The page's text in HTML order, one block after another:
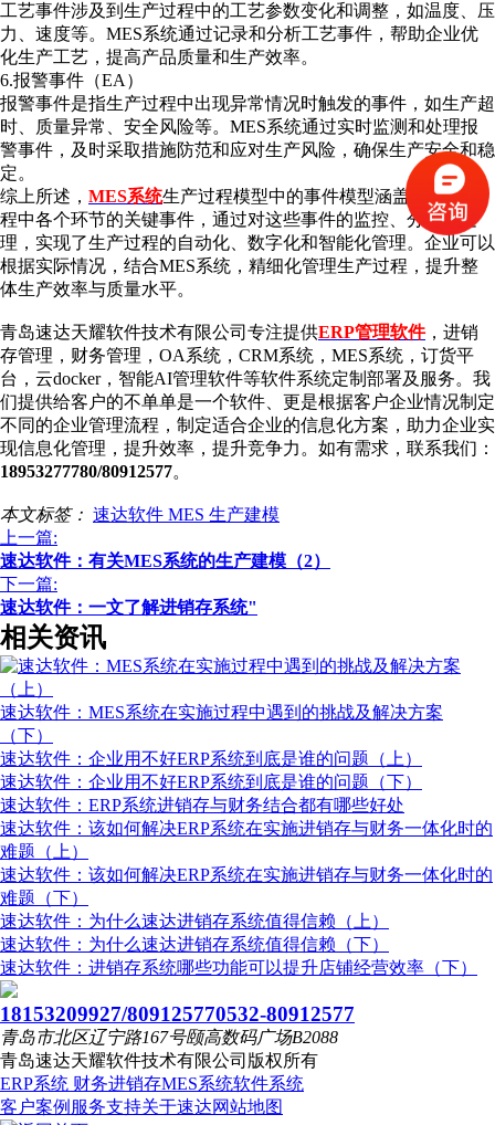
工艺事件涉及到生产过程中的工艺参数变化和调整，如温度、压
力、速度等。MES系统通过记录和分析工艺事件，帮助企业优
化生产工艺，提高产品质量和生产效率。
6.报警事件（EA）
报警事件是指生产过程中出现异常情况时触发的事件，如生产超
时、质量异常、安全风险等。MES系统通过实时监测和处理报
警事件，及时采取措施防范和应对生产风险，确保生产安全和稳
定。
综上所述， MES系统生产过程模型中的事件模型涵盖了生产过
程中各个环节的关键事件，通过对这些事件的监控、分析和处
理，实现了生产过程的自动化、数字化和智能化管理。企业可以
根据实际情况，结合MES系统，精细化管理生产过程，提升整
体生产效率与质量水平。
青岛速达天耀软件技术有限公司专注提供ERP管理软件，进销
存管理，财务管理，OA系统，CRM系统，MES系统，订货平
台，云docker，智能AI管理软件等软件系统定制部署及服务。我
们提供给客户的不单单是一个软件、更是根据客户企业情况制定
不同的企业管理流程，制定适合企业的信息化方案，助力企业实
现信息化管理，提升效率，提升竞争力。如有需求，联系我们：
18953277780/80912577。
本文标签： 速达软件 MES 生产建模
上一篇:
速达软件：有关MES系统的生产建模（2）
下一篇:
速达软件：一文了解进销存系统"
相关资讯
速达软件：MES系统在实施过程中遇到的挑战及解决方案
（下）
速达软件：企业用不好ERP系统到底是谁的问题（上）
速达软件：企业用不好ERP系统到底是谁的问题（下）
速达软件：ERP系统进销存与财务结合都有哪些好处
速达软件：该如何解决ERP系统在实施进销存与财务一体化时的
难题（上）
速达软件：该如何解决ERP系统在实施进销存与财务一体化时的
难题（下）
速达软件：为什么速达进销存系统值得信赖（上）
速达软件：为什么速达进销存系统值得信赖（下）
速达软件：进销存系统哪些功能可以提升店铺经营效率（下）
18153209927/809125770532-80912577
青岛市北区辽宁路167号颐高数码广场B2088
青岛速达天耀软件技术有限公司 版权所有
ERP系统 财务进销存MES系统软件系统
客户案例 服务支持关于速达网站地图